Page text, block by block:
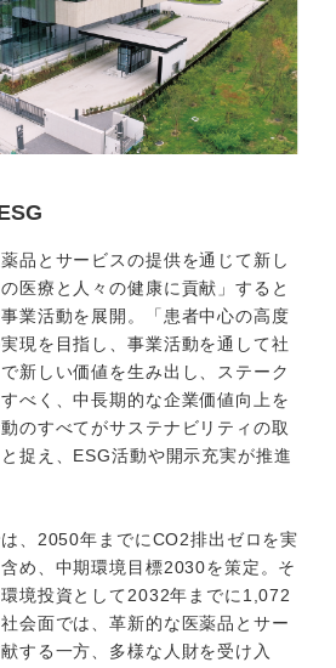
品とサービスの提供を通じて新し
医療と人々の健康に貢献」すると
業活動を展開。「患者中心の高度
現を目指し、事業活動を通して社
新しい価値を生み出し、ステーク
べく、中長期的な企業価値向上を
のすべてがサステナビリティの取
捉え、ESG活動や開示充実が推進
、2050年までにCO2排出ゼロを実
め、中期環境目標2030を策定。そ
境投資として2032年までに1,072
会面では、革新的な医薬品とサー
する一方、多様な人財を受け入